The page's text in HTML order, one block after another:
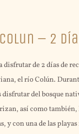
– 2
de 2 días de
el río Colún.
del bosque
así como
y con una de las